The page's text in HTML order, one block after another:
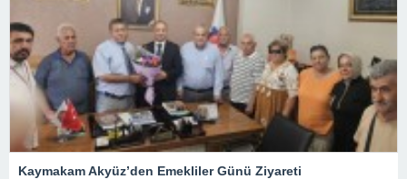
Kaymakam Akyüz’den Emekliler Günü Ziyareti